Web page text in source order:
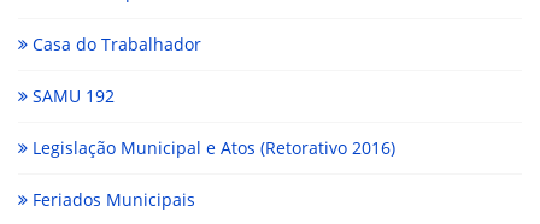
Casa do Trabalhador
SAMU 192
Legislação Municipal e Atos (Retorativo 2016)
Feriados Municipais